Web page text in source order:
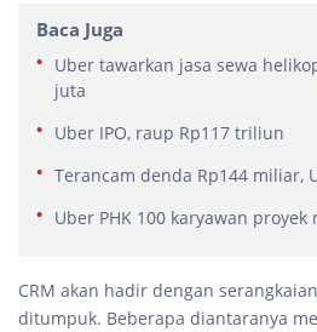
Baca Juga
Uber tawarkan jasa sewa
juta
Uber IPO, raup Rp117 triliun
Terancam denda Rp144 miliar,
Uber PHK 100 karyawan
CRM akan hadir dengan
ditumpuk. Beberapa diantaranya